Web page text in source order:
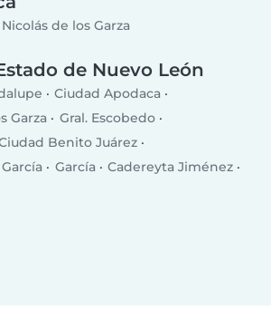
de los Garza
de Nuevo León
Ciudad Apodaca
Garza
Gral. Escobedo
Benito Juárez
García
Cadereyta Jiménez